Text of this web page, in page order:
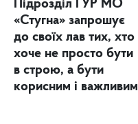
Підрозділ ГУР МО
«Стугна» запрошує
до своїх лав тих, хто
хоче не просто бути
в строю, а бути
корисним і важливим